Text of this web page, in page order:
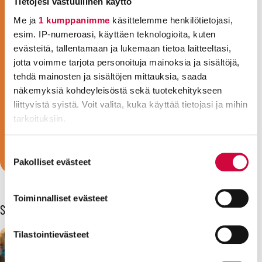
Me ja 1 kumppanimme käsittelemme henkilötietojasi,
esim. IP-numeroasi, käyttäen teknologioita, kuten
evästeitä, tallentamaan ja lukemaan tietoa laitteeltasi,
jotta voimme tarjota personoituja mainoksia ja sisältöjä,
tehdä mainosten ja sisältöjen mittauksia, saada
näkemyksiä kohdeyleisöstä sekä tuotekehitykseen
liittyvistä syistä. Voit valita, kuka käyttää tietojasi ja mihin
tarkoituksiin.
voit määrittää asetuksesi
. Voit muuttaa
parantavia, ja osaa käytetään tilastointi- tai
valinta
Pakolliset evästeet
Toiminnalliset evästeet
Tilastointievästeet
LIITY JÄSENEKSI!
JHL on Suomen monipuolisin ammattiliitto.
Jäsenemme työskentelevät noin
tuhannessa eri ammatissa hyvinvoinnin ja
julkisten palvelujen parissa. Olit sitten
sote-ammattilainen, kasvattaja, siivooja,
keittäjä, sihteeri, vartija tai konduktööri,
olemme ammattiliittosi!
Sinua voisi kiinnostaa myös